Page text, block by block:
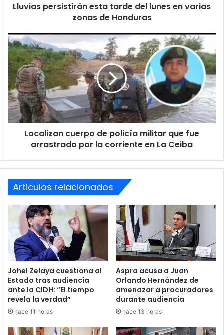
deLluvias persistirán esta tarde del lunes en varias
zonas de Honduras
Localizan
cuerpo
de
policía
militar
que
fue
arrastrado
por
corriente
La
Localizan cuerpo de policía militar que fue
arrastrado por la corriente en La Ceiba
Articulos relacionados
Johel Zelaya cuestiona al
Estado tras audiencia
ante la CIDH: “El tiempo
revela la verdad”
hace 11 horas
Aspra acusa a Juan
Orlando Hernández de
amenazar a procuradores
durante audiencia
hace 13 horas